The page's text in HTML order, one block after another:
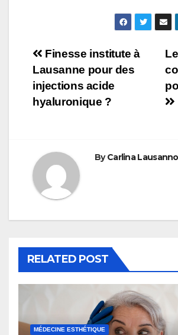
Navigation
de
l’article
Finesse institute à
Lausanne pour des
injections acide
hyaluronique ?
ByCarlina
RELATED POST
MÉDECINE ESTHÉTIQUE